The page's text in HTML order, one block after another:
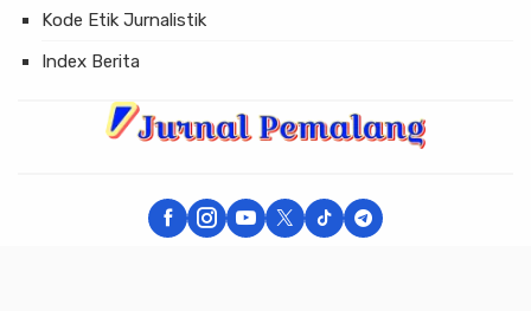
Kode Etik Jurnalistik
Index Berita